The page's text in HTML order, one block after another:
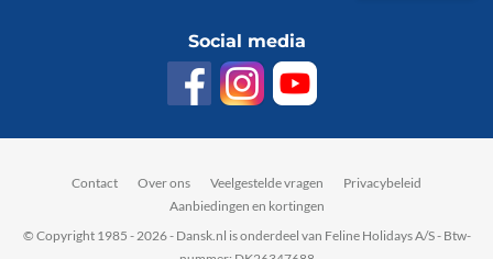
Social media
Contact Over ons Veelgestelde vragen
Privacybeleid
Aanbiedingen en kortingen
© Copyright 1985 - 2026 - Dansk.nl is onderdeel van Feline Holidays A/S - Btw-